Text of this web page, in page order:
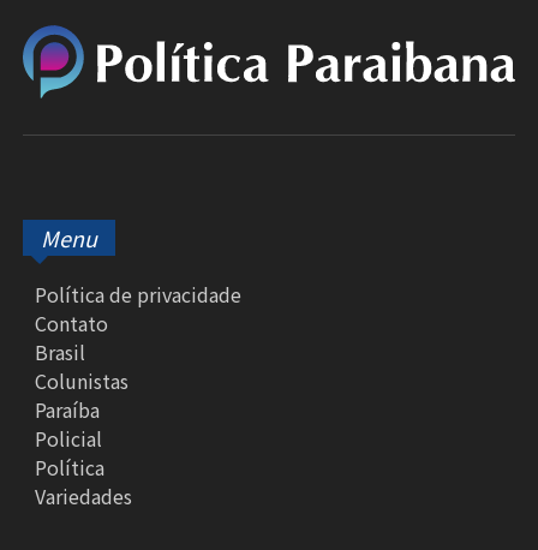
Menu
Política de privacidade
Contato
Brasil
Colunistas
Paraíba
Policial
Política
Variedades